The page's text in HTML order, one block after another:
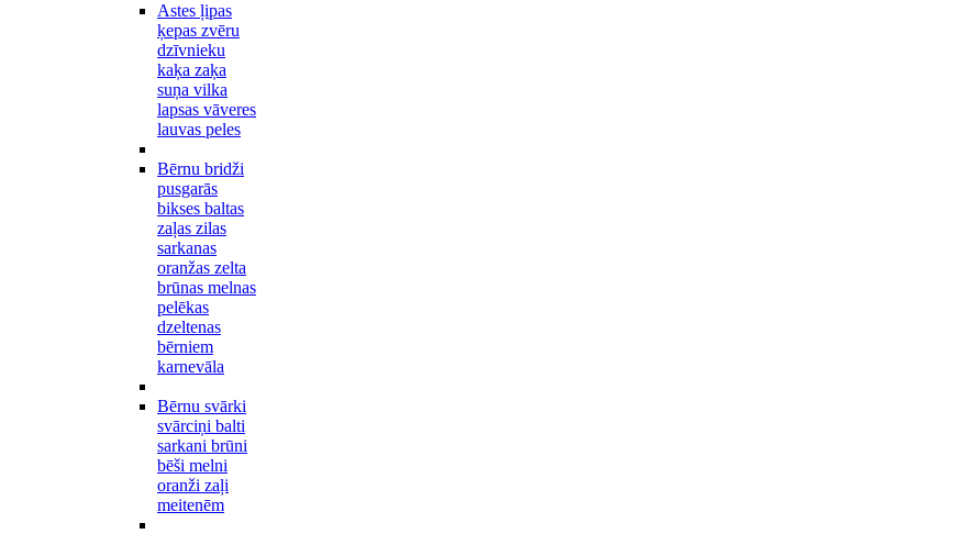
Astes ļipas
ķepas zvēru
dzīvnieku
kaķa zaķa
suņa vilka
lapsas vāveres
lauvas peles
Bērnu bridži
pusgarās
bikses baltas
zaļas zilas
sarkanas
oranžas zelta
brūnas melnas
pelēkas
dzeltenas
bērniem
karnevāla
Bērnu svārki
svārciņi balti
sarkani brūni
bēši melni
oranži zaļi
meitenēm